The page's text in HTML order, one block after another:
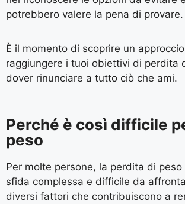
potrebbero valere la pena di provare.
È il momento di scoprire un
raggiungere i tuoi obiettivi di perdita
dover rinunciare a tutto ciò che ami.
Perché è così difficile
peso
Per molte persone, la perdita di peso
sfida complessa e difficile da
diversi fattori che contribuiscono a